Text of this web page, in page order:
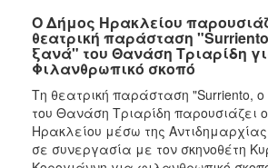
2022
2021
2020
2019
2018
Ο Δήμος Ηρακλείου
θεατρική παράσταση
ξανά" του Θανάση Τριαρίδη
Φιλανθρωπικό σκοπό
Τη θεατρική παράσταση "Surriento,
του Θανάση Τριαρίδη παρουσιάζει
Ηρακλείου μέσω της
σε συνεργασία με τον σκηνοθέτη